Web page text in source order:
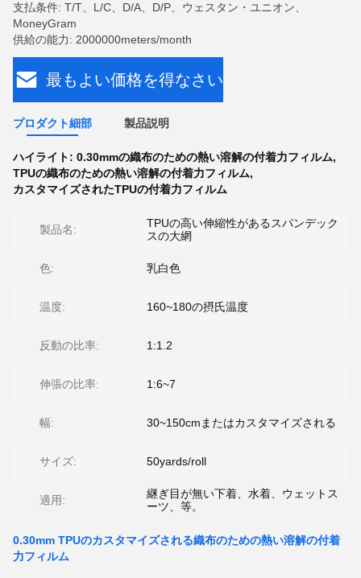
支払条件: T/T、L/C、D/A、D/P、ウェスタン・ユニオン、
MoneyGram
供給の能力: 2000000meters/month
最もよい価格を得なさい
プロダクト細部 製品説明
ハイライト: 0.30mmの織布のための熱い溶解の付着力フィルム,
TPUの織布のための熱い溶解の付着力フィルム,
カスタマイズされたTPUの付着力フィルム
製品名:
TPUの高い伸縮性があるスパンデック
スの大網
色: 乳白色
温度: 160~180の摂氏温度
反動の比率: 1:1.2
伸張の比率: 1:6~7
幅: 30~150cmまたはカスタマイズされる
サイズ: 50yards/roll
適用:
継ぎ目が無い下着、水着、ウェットス
ーツ、等。
0.30mm TPUのカスタマイズされる織布のための熱い溶解の付着
力フィルム